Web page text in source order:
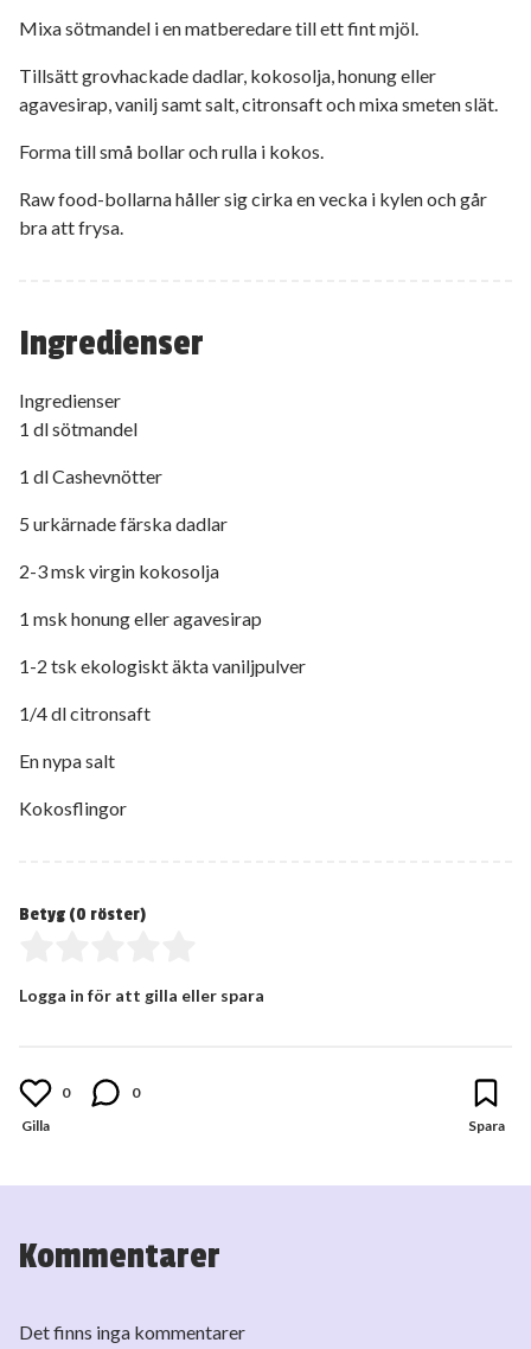
Ingredienser
Ingredienser
1 dl sötmandel
1 dl Cashevnötter
5 urkärnade färska dadlar
2-3 msk virgin kokosolja
1 msk honung eller agavesirap
1-2 tsk ekologiskt äkta vaniljpulver
1/4 dl citronsaft
En nypa salt
Kokosflingor
Mixa sötmandel i en matberedare till ett fint mjöl.
Tillsätt grovhackade dadlar, kokosolja, honung eller
agavesirap, vanilj samt salt, citronsaft och mixa smeten slät.
Forma till små bollar och rulla i kokos.
Raw food-bollarna håller sig cirka en vecka i kylen och går
bra att frysa.
Betyg (0 röster)
Logga in för att gilla eller spara
0 0
Kommentarer
Det finns inga kommentarer